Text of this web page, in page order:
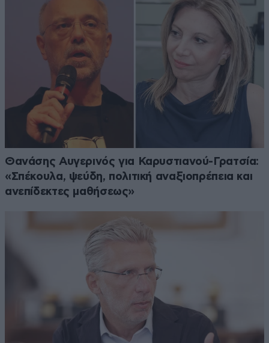
Θανάσης Αυγερινός για Καρυστιανού-Γρατσία:
«Σπέκουλα, ψεύδη, πολιτική αναξιοπρέπεια και
ανεπίδεκτες μαθήσεως»